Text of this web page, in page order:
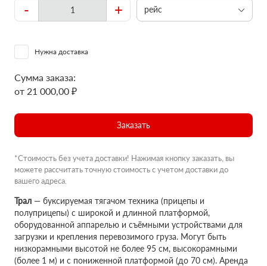
- + рейс
Нужна доставка
Сумма заказа:
от 21 000,00 ₽
Заказать
*Стоимость без учета доставки! Нажимая кнопку заказать, вы
можете рассчитать точную стоимость с учетом доставки до
вашего адреса.
Трал — буксируемая тягачом техника (прицепы и
полуприцепы) с широкой и длинной платформой,
оборудованной аппарелью и съёмными устройствами для
загрузки и крепления перевозимого груза. Могут быть
низкорамными высотой не более 95 см, высокорамными
(более 1 м) и с пониженной платформой (до 70 см). Аренда